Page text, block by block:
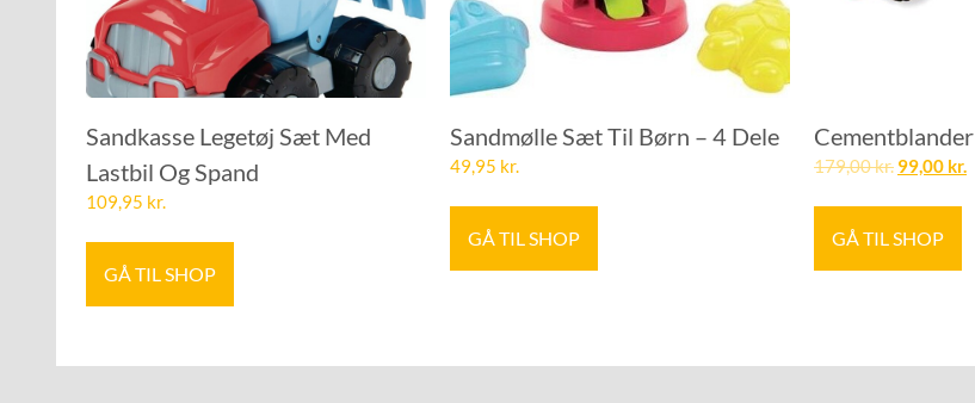
Sandkasse Legetøj Sæt Med
Lastbil Og Spand
109,95 kr.
GÅ TIL SHOP
Sandmølle Sæt Til Børn – 4 Dele
49,95 kr.
GÅ TIL SHOP
Cementblander
179,00kr. 99,00 kr.
GÅ TIL SHOP